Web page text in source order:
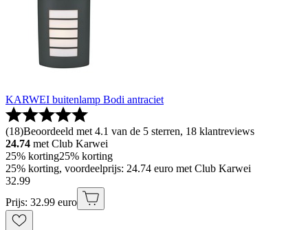
KARWEI buitenlamp Bodi antraciet
(18)Beoordeeld met 4.1 van de 5 sterren, 18 klantreviews
24.74 met Club Karwei
25% korting25% korting
25% korting, voordeelprijs: 24.74 euro met Club Karwei
32.99
Prijs: 32.99 euro